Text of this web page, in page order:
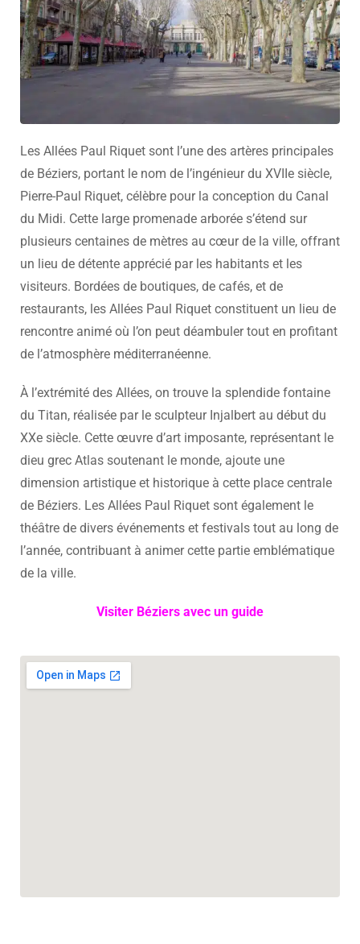
Les Allées Paul Riquet sont l’une des artères principales
de Béziers, portant le nom de l’ingénieur du XVIIe siècle,
Pierre-Paul Riquet, célèbre pour la conception du Canal
du Midi. Cette large promenade arborée s’étend sur
plusieurs centaines de mètres au cœur de la ville, offrant
un lieu de détente apprécié par les habitants et les
visiteurs. Bordées de boutiques, de cafés, et de
restaurants, les Allées Paul Riquet constituent un lieu de
rencontre animé où l’on peut déambuler tout en profitant
de l’atmosphère méditerranéenne.
À l’extrémité des Allées, on trouve la splendide fontaine
du Titan, réalisée par le sculpteur Injalbert au début du
XXe siècle. Cette œuvre d’art imposante, représentant le
dieu grec Atlas soutenant le monde, ajoute une
dimension artistique et historique à cette place centrale
de Béziers. Les Allées Paul Riquet sont également le
théâtre de divers événements et festivals tout au long de
l’année, contribuant à animer cette partie emblématique
de la ville.
Visiter Béziers avec un guide